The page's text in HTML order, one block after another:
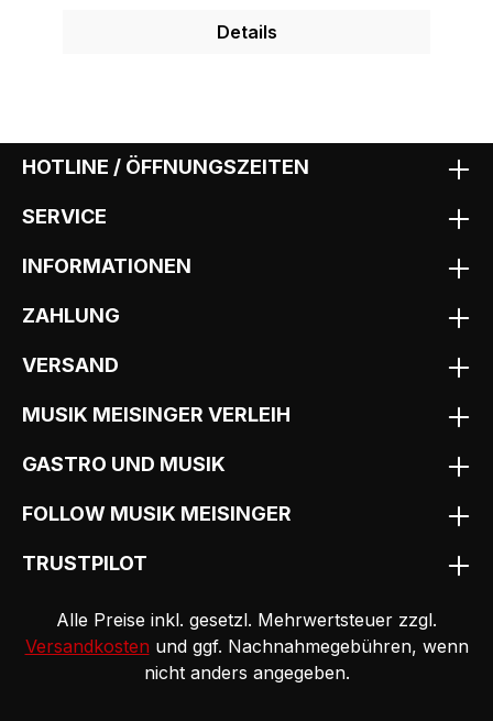
Details
HOTLINE / ÖFFNUNGSZEITEN
SERVICE
INFORMATIONEN
ZAHLUNG
VERSAND
MUSIK MEISINGER VERLEIH
GASTRO UND MUSIK
FOLLOW MUSIK MEISINGER
TRUSTPILOT
Alle Preise inkl. gesetzl. Mehrwertsteuer zzgl.
Versandkosten und ggf. Nachnahmegebühren, wenn
nicht anders angegeben.